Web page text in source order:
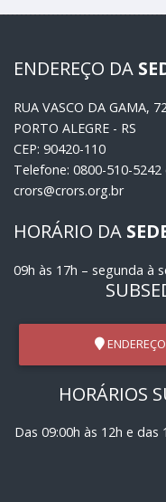
ENDEREÇO DA
RUA VASCO DA GAMA,
PORTO ALEGRE - RS
CEP: 90420-110
Telefone: 0800-510-
crors@crors.org.br
HORÁRIO DA
09h às 17h – segunda à
HORÁRIOS
Das 09:00h às 12h e